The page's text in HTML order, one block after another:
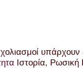
Ιστορία, Ρωσική